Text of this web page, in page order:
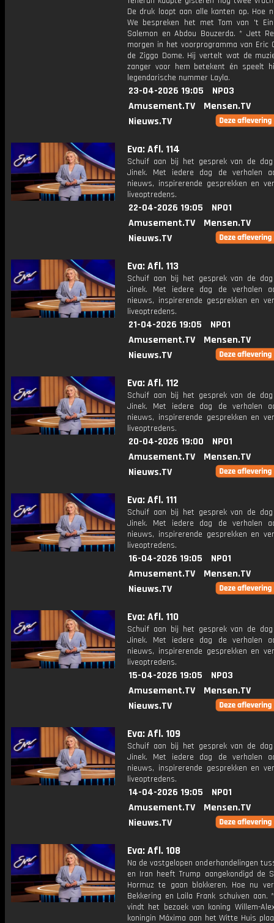
De druk loopt aan alle kanten op. Hoe
We bespreken het met Tom van 't
Salemon en Abdou Bouzerda. * Jett
morgen in het voorprogramma van Eric
de Ziggo Dome. Hij vertelt wat de
zanger voor hem betekent én speelt
legendarische nummer Layla.
23-04-2026 19:05
NPO3
Amusement.TV
Mensen.TV
Nieuws.TV
Eva: Afl. 114
Schuif aan bij het gesprek van de
Jinek. Met iedere dag de verhalen
nieuws, inspirerende gesprekken en
liveoptredens.
22-04-2026 19:05
NPO1
Amusement.TV
Mensen.TV
Nieuws.TV
Eva: Afl. 113
Schuif aan bij het gesprek van de
Jinek. Met iedere dag de verhalen
nieuws, inspirerende gesprekken en
liveoptredens.
21-04-2026 19:05
NPO1
Amusement.TV
Mensen.TV
Nieuws.TV
Eva: Afl. 112
Schuif aan bij het gesprek van de
Jinek. Met iedere dag de verhalen
nieuws, inspirerende gesprekken en
liveoptredens.
20-04-2026 19:00
NPO1
Amusement.TV
Mensen.TV
Nieuws.TV
Eva: Afl. 111
Schuif aan bij het gesprek van de
Jinek. Met iedere dag de verhalen
nieuws, inspirerende gesprekken en
liveoptredens.
16-04-2026 19:05
NPO1
Amusement.TV
Mensen.TV
Nieuws.TV
Eva: Afl. 110
Schuif aan bij het gesprek van de
Jinek. Met iedere dag de verhalen
nieuws, inspirerende gesprekken en
liveoptredens.
15-04-2026 19:05
NPO3
Amusement.TV
Mensen.TV
Nieuws.TV
Eva: Afl. 109
Schuif aan bij het gesprek van de
Jinek. Met iedere dag de verhalen
nieuws, inspirerende gesprekken en
liveoptredens.
14-04-2026 19:05
NPO1
Amusement.TV
Mensen.TV
Nieuws.TV
Eva: Afl. 108
Na de vastgelopen onderhandelingen
en Iran heeft Trump aangekondigd de
Hormuz te gaan blokkeren. Hoe nu
Bekkering en Laila Frank schuiven aan.
vindt het bezoek van koning Willem-
koningin Máxima aan het Witte Huis